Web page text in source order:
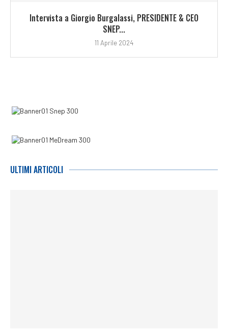
Intervista a Giorgio Burgalassi, PRESIDENTE & CEO
SNEP...
11 Aprile 2024
ULTIMI ARTICOLI